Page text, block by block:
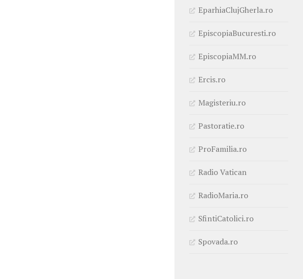
EparhiaClujGherla.ro
EpiscopiaBucuresti.ro
EpiscopiaMM.ro
Ercis.ro
Magisteriu.ro
Pastoratie.ro
ProFamilia.ro
Radio Vatican
RadioMaria.ro
SfintiCatolici.ro
Spovada.ro